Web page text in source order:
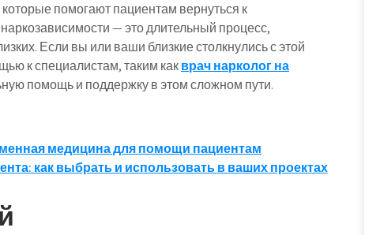
помогают пациентам вернуться к
— это длительный процесс,
Если вы или ваши близкие столкнулись с этой
к специалистам, таким какврач нарколог на
помощь и поддержку в этом сложном пути.
медицина для помощи пациентам
как выбрать и использовать в ваших проектах